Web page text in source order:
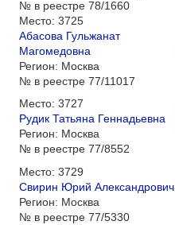
№ в реестре 78/1660
Место: 3725
Абасова Гульжанат
Магомедовна
Регион: Москва
№ в реестре 77/11017
Место: 3727
Рудик Татьяна Геннадьевна
Регион: Москва
№ в реестре 77/8552
Место: 3729
Свирин Юрий Александрович
Регион: Москва
№ в реестре 77/5330